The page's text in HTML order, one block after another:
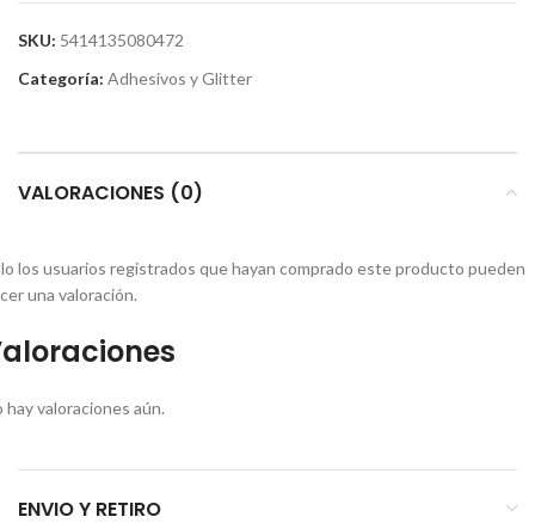
SKU: 5414135080472
Categoría: Adhesivos y Glitter
VALORACIONES (0)
hay valoraciones aún.
los usuarios registrados que hayan comprado este producto pueden
una valoración.
ENVIO Y RETIRO